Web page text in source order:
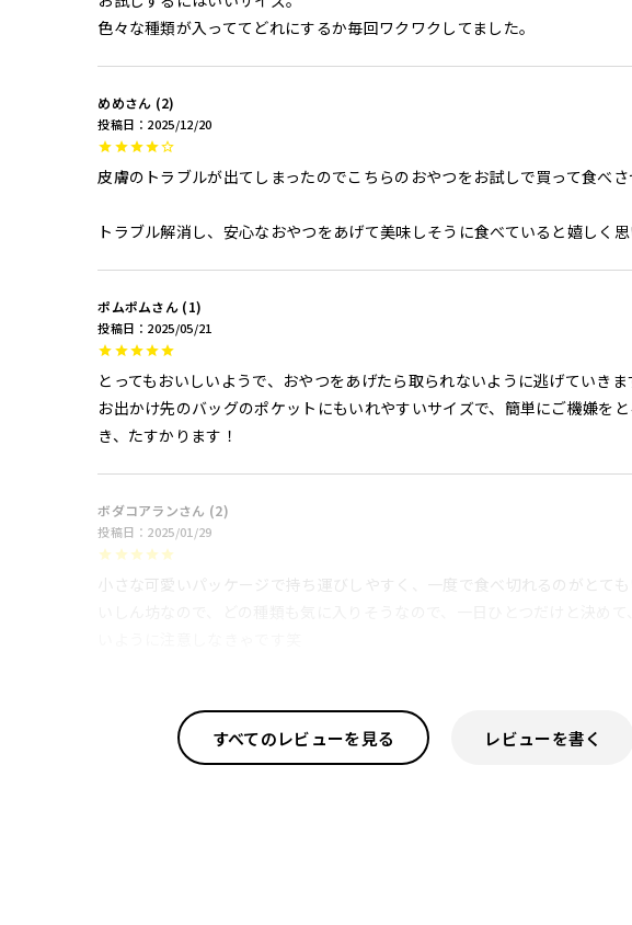
色々な種類が入っててどれにするか毎回ワクワクしてました。
めめ 2
投稿日 2025/12/20
皮膚のトラブルが出てしまったのでこちらのおやつをお試しで買って食べさ
トラブル解消し、安心なおやつをあげて美味しそうに食べていると嬉しく
ポムポム 1
投稿日 2025/05/21
とってもおいしいようで、おやつをあげたら取られないように逃げていきま
お出かけ先のバッグのポケットにもいれやすいサイズで、簡単にご機嫌を
き、たすかります！
ボダコアラン 2
投稿日 2025/01/29
小さな可愛いパッケージで持ち運びしやすく、一度で食べ切れるのがとて
すべてのレビューを見る レビューを書く